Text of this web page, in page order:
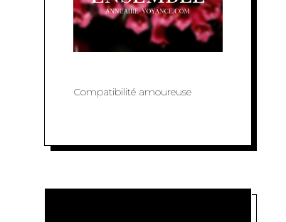
Compatibilité amoureuse